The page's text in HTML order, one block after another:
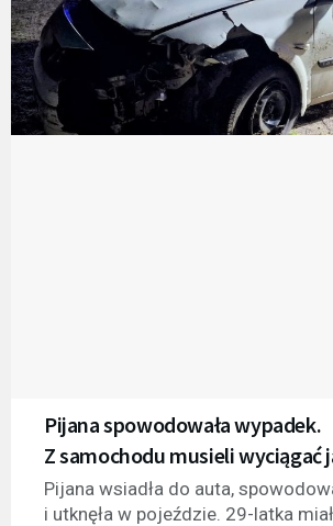
Pijana spowodowała wypadek.
Z samochodu musieli wyciągać
Pijana wsiadła do auta,
i utknęła w pojeździe. 29-latka